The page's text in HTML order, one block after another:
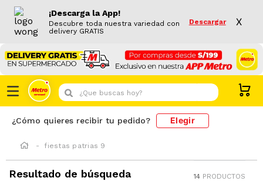
¡Descarga la App!
Descubre toda nuestra variedad con
delivery GRATIS
Descargar X
¿Que buscas hoy?
¿Cómo quieres recibir tu pedido? Elegir
fiestas patrias 9
Resultado de búsqueda 14 PRODUCTOS